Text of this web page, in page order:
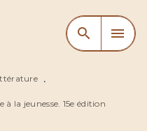
CONTENU
search menu
•
la jeunesse. 15e édition